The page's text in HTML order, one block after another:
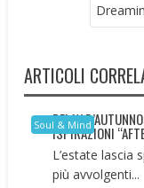
ARTICOLI
Soul & Mind
RELAX
ISPIRAZIONI
L’estate lascia
più avvolgenti...